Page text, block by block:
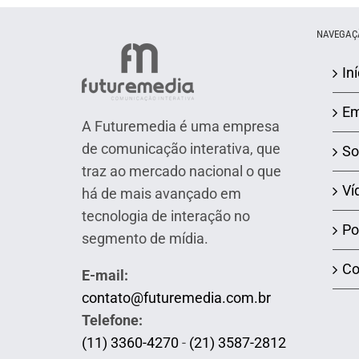
A Futuremedia é uma empresa
de comunicação interativa, que
traz ao mercado nacional o que
há de mais avançado em
tecnologia de interação no
segmento de mídia.
E-mail:
contato@futuremedia.com.br
Telefone:
(11) 3360-4270 - (21) 3587-2812